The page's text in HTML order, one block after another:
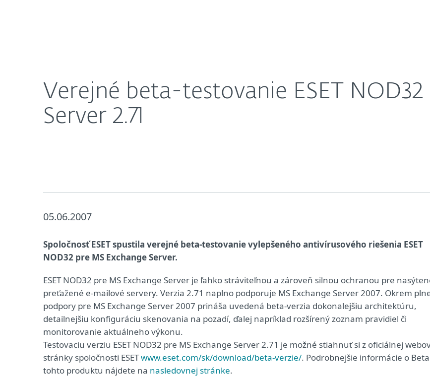
Verejné beta-testovanie ESET NOD32
Server 2.71
05.06.2007
Spoločnosť ESET spustila verejné beta-testovanie vylepšeného antivírusového riešenia ESET
NOD32 pre MS Exchange Server.
ESET NOD32 pre MS Exchange Server je ľahko stráviteľnou a zároveň silnou ochranou pre
preťažené e-mailové servery. Verzia 2.71 naplno podporuje MS Exchange Server 2007. Okrem
podpory pre MS Exchange Server 2007 prináša uvedená beta-verzia dokonalejšiu architektúru,
detailnejšiu konfiguráciu skenovania na pozadí, ďalej napríklad rozšírený zoznam pravidiel či
monitorovanie aktuálneho výkonu.
Testovaciu verziu ESET NOD32 pre MS Exchange Server 2.71 je možné stiahnuť si z oficiálnej
stránky spoločnosti ESETwww.eset.com/sk/download/beta-verzie/. Podrobnejšie informácie o
tohto produktu nájdete na nasledovnej stránke.